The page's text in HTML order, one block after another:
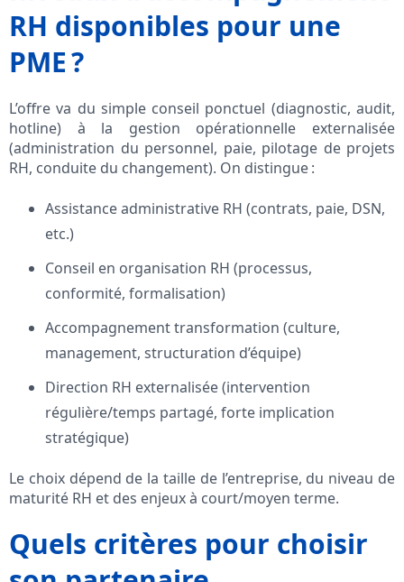
RH disponibles pour une
PME ?
L’offre va du simple conseil ponctuel (diagnostic, audit,
hotline) à la gestion opérationnelle externalisée
(administration du personnel, paie, pilotage de projets
RH, conduite du changement). On distingue :
Assistance administrative RH (contrats, paie, DSN,
etc.)
Conseil en organisation RH (processus,
conformité, formalisation)
Accompagnement transformation (culture,
management, structuration d’équipe)
Direction RH externalisée (intervention
régulière/temps partagé, forte implication
stratégique)
Le choix dépend de la taille de l’entreprise, du niveau de
maturité RH et des enjeux à court/moyen terme.
Quels critères pour choisir